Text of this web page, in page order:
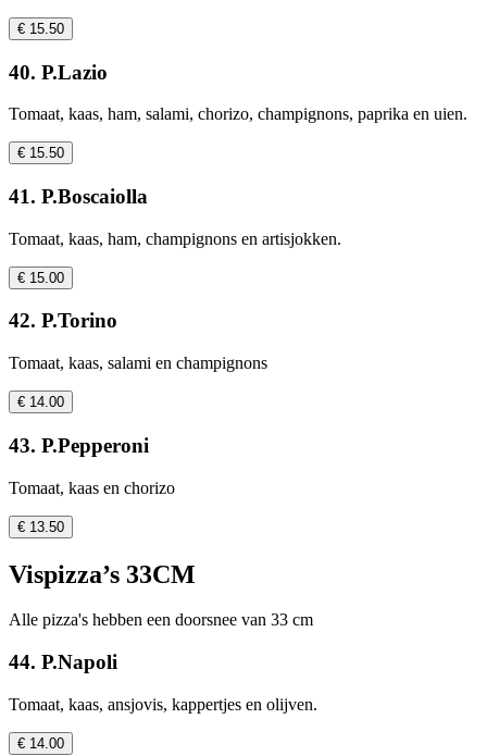
€ 15.50
40. P.Lazio
Tomaat, kaas, ham, salami, chorizo, champignons, paprika en uien.
€ 15.50
41. P.Boscaiolla
Tomaat, kaas, ham, champignons en artisjokken.
€ 15.00
42. P.Torino
Tomaat, kaas, salami en champignons
€ 14.00
43. P.Pepperoni
Tomaat, kaas en chorizo
€ 13.50
Vispizza’s 33CM
Alle pizza's hebben een doorsnee van 33 cm
44. P.Napoli
Tomaat, kaas, ansjovis, kappertjes en olijven.
€ 14.00